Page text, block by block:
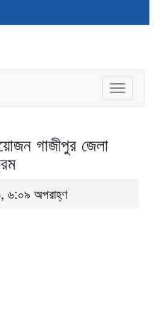
Toggle
গাজীপুর জেলা
৬:০৯ অপরাহ্ণ